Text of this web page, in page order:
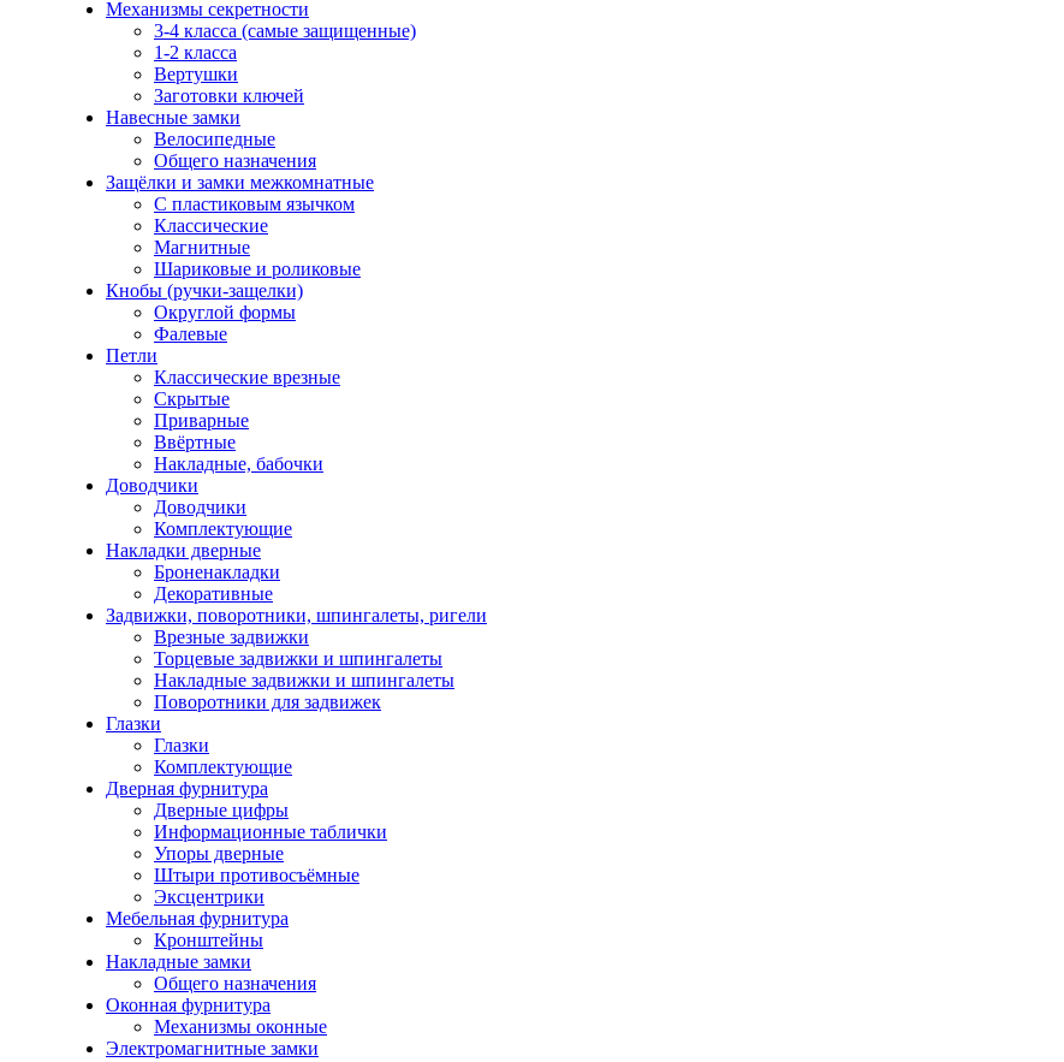
Механизмы секретности
3-4 класса (самые защищенные)
1-2 класса
Вертушки
Заготовки ключей
Навесные замки
Велосипедные
Общего назначения
Защёлки и замки межкомнатные
С пластиковым язычком
Классические
Магнитные
Шариковые и роликовые
Кнобы (ручки-защелки)
Округлой формы
Фалевые
Петли
Классические врезные
Скрытые
Приварные
Ввёртные
Накладные, бабочки
Доводчики
Доводчики
Комплектующие
Накладки дверные
Броненакладки
Декоративные
Задвижки, поворотники, шпингалеты, ригели
Врезные задвижки
Торцевые задвижки и шпингалеты
Накладные задвижки и шпингалеты
Поворотники для задвижек
Глазки
Глазки
Комплектующие
Дверная фурнитура
Дверные цифры
Информационные таблички
Упоры дверные
Штыри противосъёмные
Эксцентрики
Мебельная фурнитура
Кронштейны
Накладные замки
Общего назначения
Оконная фурнитура
Механизмы оконные
Электромагнитные замки